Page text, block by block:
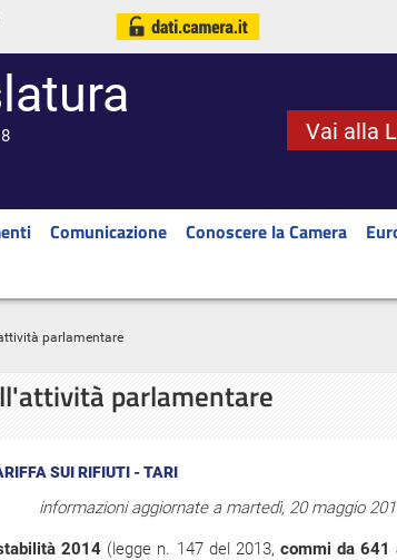
Vai alla
Comunicazione Conoscere la Camera
parlamentare
parlamentare
SUI RIFIUTI - TARI
informazioni aggiornate a martedì, 20 maggio
2014 (legge n. 147 del 2013, commi da 641